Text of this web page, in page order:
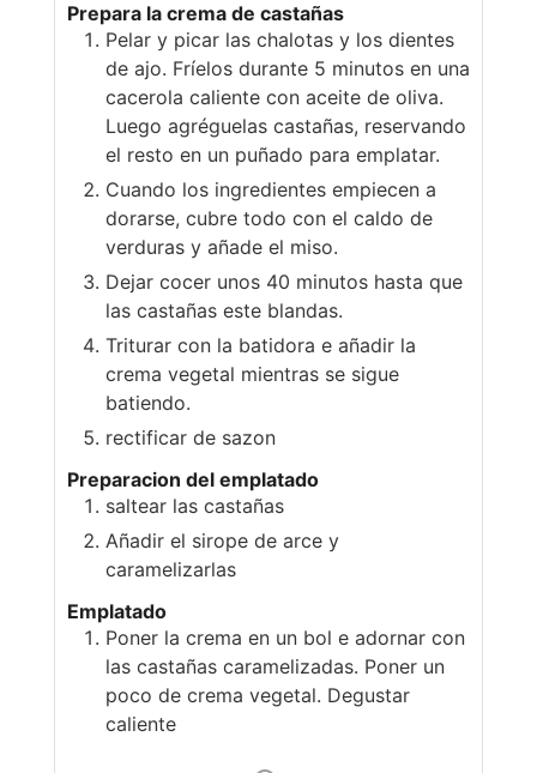
Prepara la crema de castañas
Pelar y picar las chalotas y los dientes
de ajo. Fríelos durante 5 minutos en una
cacerola caliente con aceite de oliva.
Luego agréguelas castañas, reservando
el resto en un puñado para emplatar.
Cuando los ingredientes empiecen a
dorarse, cubre todo con el caldo de
verduras y añade el miso.
Dejar cocer unos 40 minutos hasta que
las castañas este blandas.
Triturar con la batidora e añadir la
crema vegetal mientras se sigue
batiendo.
rectificar de sazon
Preparacion del emplatado
saltear las castañas
Añadir el sirope de arce y
caramelizarlas
Emplatado
Poner la crema en un bol e adornar con
las castañas caramelizadas. Poner un
poco de crema vegetal. Degustar
caliente